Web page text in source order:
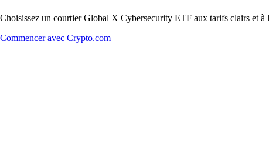
Choisissez un courtier Global X Cybersecurity ETF aux tarifs clairs et
Commencer avec Crypto.com